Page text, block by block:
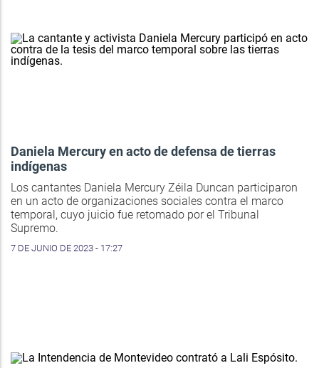
Daniela Mercury en acto de defensa de tierras
indígenas
Los cantantes Daniela Mercury Zéila Duncan participaron
en un acto de organizaciones sociales contra el marco
temporal, cuyo juicio fue retomado por el Tribunal
Supremo.
7 DE JUNIO DE 2023 - 17:27